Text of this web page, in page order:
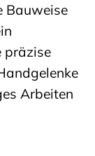
Bauweise
präzise
Arbeiten